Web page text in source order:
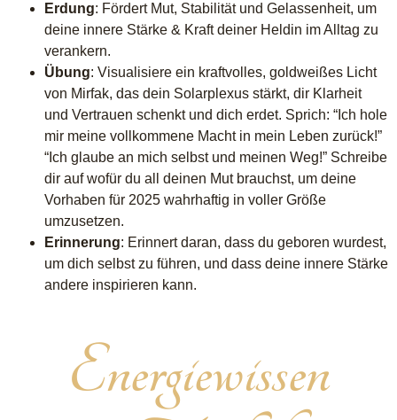
Erdung: Fördert Mut, Stabilität und Gelassenheit, um
deine innere Stärke & Kraft deiner Heldin im Alltag zu
verankern.
Übung: Visualisiere ein kraftvolles, goldweißes Licht
von Mirfak, das dein Solarplexus stärkt, dir Klarheit
und Vertrauen schenkt und dich erdet. Sprich: “Ich hole
mir meine vollkommene Macht in mein Leben zurück!”
“Ich glaube an mich selbst und meinen Weg!” Schreibe
dir auf wofür du all deinen Mut brauchst, um deine
Vorhaben für 2025 wahrhaftig in voller Größe
umzusetzen.
Erinnerung: Erinnert daran, dass du geboren wurdest,
um dich selbst zu führen, und dass deine innere Stärke
andere inspirieren kann.
Energiewissen